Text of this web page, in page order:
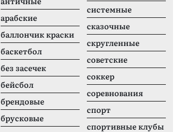
арабские
баллончик краски
баскетбол
без засечек
бейсбол
брендовые
брусковые
системные
сказочные
скругленные
советские
соккер
соревнования
спорт
спортивные клубы